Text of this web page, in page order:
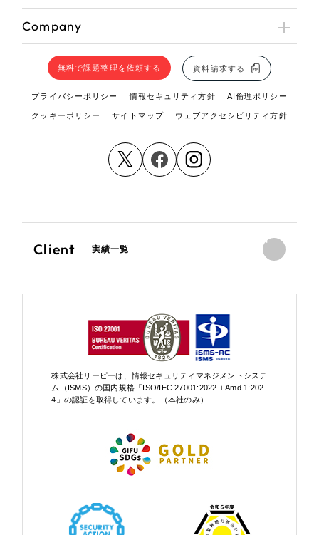
Company
無料で課題整理を依頼する 資料請求する
プライバシーポリシー 情報セキュリティ方針 AI倫理ポリシー
クッキーポリシー サイトマップ ウェブアクセシビリティ方針
Client 実績一覧
株式会社リーピーは、情報セキュリティマネジメントシステ
ム（ISMS）の国内規格「ISO/IEC 27001:2022 + Amd 1:202
4」の認証を取得しています。（本社のみ）